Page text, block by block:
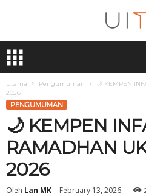
T
Utama Pengumuman
🌙 KEMPEN
2026
PENGUMUMAN
🌙 KEMPEN
RAMADHAN
2026
Oleh Lan MK- February 13, 2026